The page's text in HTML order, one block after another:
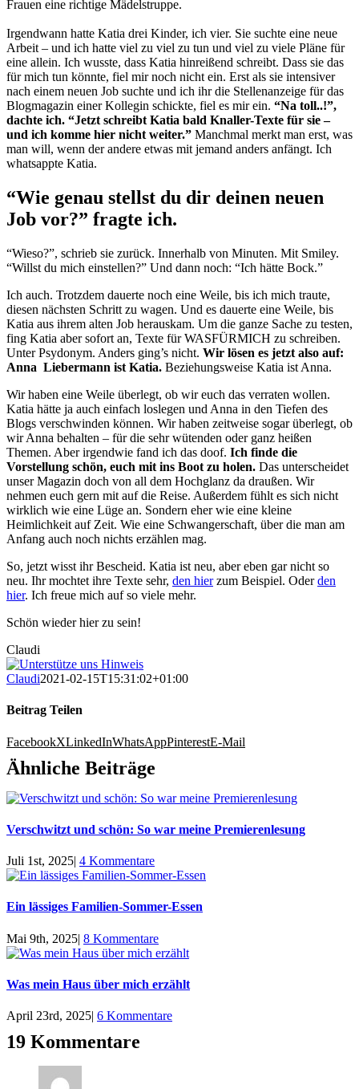
Frauen eine richtige Mädelstruppe.
Irgendwann hatte Katia drei Kinder, ich vier. Sie suchte eine neue
Arbeit – und ich hatte viel zu viel zu tun und viel zu viele Pläne für
eine allein. Ich wusste, dass Katia hinreißend schreibt. Dass sie das
für mich tun könnte, fiel mir noch nicht ein. Erst als sie intensiver
nach einem neuen Job suchte und ich ihr die Stellenanzeige für das
Blogmagazin einer Kollegin schickte, fiel es mir ein. “Na toll..!”,
dachte ich. “Jetzt schreibt Katia bald Knaller-Texte für sie –
und ich komme hier nicht weiter.” Manchmal merkt man erst, was
man will, wenn der andere etwas mit jemand anders anfängt. Ich
whatsappte Katia.
“Wie genau stellst du dir deinen neuen
Job vor?” fragte ich.
“Wieso?”, schrieb sie zurück. Innerhalb von Minuten. Mit Smiley.
“Willst du mich einstellen?” Und dann noch: “Ich hätte Bock.”
Ich auch. Trotzdem dauerte noch eine Weile, bis ich mich traute,
diesen nächsten Schritt zu wagen. Und es dauerte eine Weile, bis
Katia aus ihrem alten Job herauskam. Um die ganze Sache zu testen,
fing Katia aber sofort an, Texte für WASFÜRMICH zu schreiben.
Unter Psydonym. Anders ging’s nicht. Wir lösen es jetzt also auf:
Anna Liebermann ist Katia. Beziehungsweise Katia ist Anna.
Wir haben eine Weile überlegt, ob wir euch das verraten wollen.
Katia hätte ja auch einfach loslegen und Anna in den Tiefen des
Blogs verschwinden können. Wir haben zeitweise sogar überlegt, ob
wir Anna behalten – für die sehr wütenden oder ganz heißen
Themen. Aber irgendwie fand ich das doof. Ich finde die
Vorstellung schön, euch mit ins Boot zu holen. Das unterscheidet
unser Magazin doch von all dem Hochglanz da draußen. Wir
nehmen euch gern mit auf die Reise. Außerdem fühlt es sich nicht
wirklich wie eine Lüge an. Sondern eher wie eine kleine
Heimlichkeit auf Zeit. Wie eine Schwangerschaft, über die man am
Anfang auch noch nichts erzählen mag.
So, jetzt wisst ihr Bescheid. Katia ist neu, aber eben gar nicht so
neu. Ihr mochtet ihre Texte sehr, den hierzum Beispiel. Oderden
hier. Ich freue mich auf so viele mehr.
Schön wieder hier zu sein!
Claudi
Claudi2021-02-15T15:31:02+01:00
Beitrag Teilen
FacebookXLinkedInWhatsAppPinterestE-Mail
Ähnliche Beiträge
Verschwitzt und schön: So war meine Premierenlesung
Juli 1st, 2025| 4 Kommentare
Ein lässiges Familien-Sommer-Essen
Mai 9th, 2025| 8 Kommentare
Was mein Haus über mich erzählt
April 23rd, 2025| 6 Kommentare
19 Kommentare